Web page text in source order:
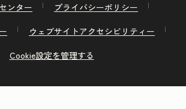
ンター
プライバシーポリシー
ウェブサイトアクセシビリティー
Cookie設定を管理する